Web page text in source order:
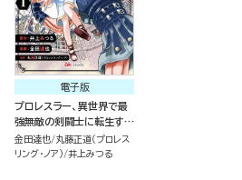
電子版
プロレスラー、異世界で最
強無敵の剣闘士に転生す
る！ コミック版（分冊版）
金田達也 丸藤正道（プロレス
リング・ノア） 井上みつる